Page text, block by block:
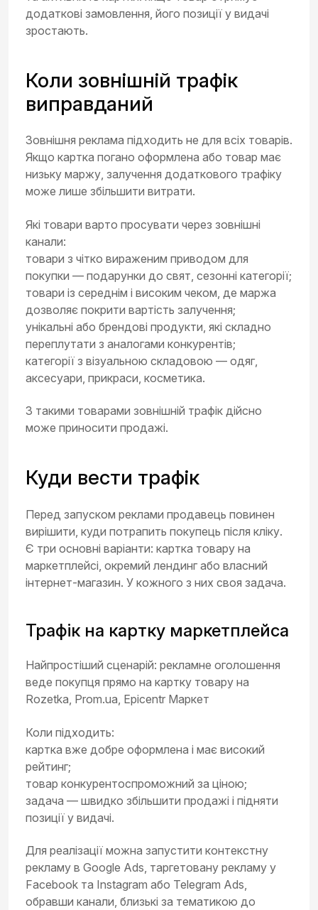
додаткові замовлення, його позиції у видачі
зростають.
Коли зовнішній трафік
виправданий
Зовнішня реклама підходить не для всіх товарів.
Якщо картка погано оформлена або товар має
низьку маржу, залучення додаткового трафіку
може лише збільшити витрати.
Які товари варто просувати через зовнішні
канали:
товари з чітко вираженим приводом для
покупки — подарунки до свят, сезонні категорії;
товари із середнім і високим чеком, де маржа
дозволяє покрити вартість залучення;
унікальні або брендові продукти, які складно
переплутати з аналогами конкурентів;
категорії з візуальною складовою — одяг,
аксесуари, прикраси, косметика.
З такими товарами зовнішній трафік дійсно
може приносити продажі.
Куди вести трафік
Перед запуском реклами продавець повинен
вирішити, куди потрапить покупець після кліку.
Є три основні варіанти: картка товару на
маркетплейсі, окремий лендинг або власний
інтернет-магазин. У кожного з них своя задача.
Трафік на картку маркетплейса
Найпростіший сценарій: рекламне оголошення
веде покупця прямо на картку товару на
Rozetka, Prom.ua, Epicentr Маркет
Коли підходить:
картка вже добре оформлена і має високий
рейтинг;
товар конкурентоспроможний за ціною;
задача — швидко збільшити продажі і підняти
позиції у видачі.
Для реалізації можна запустити контекстну
рекламу в Google Ads, таргетовану рекламу у
Facebook та Instagram або Telegram Ads,
обравши канали, близькі за тематикою до